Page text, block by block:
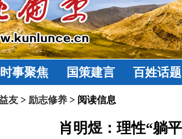
时事聚焦 国策建言 百姓话题
友 > 励志修养 > 阅读信息
肖明煜：理性“躺